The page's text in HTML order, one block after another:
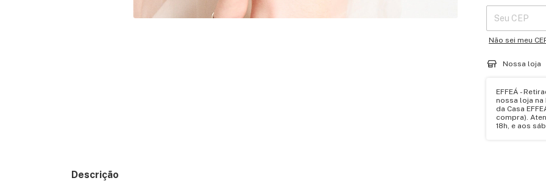
Não sei meu
Nossa loja
EFFEÁ -
nossa loja na
da Casa
compra).
18h, e aos
Descrição